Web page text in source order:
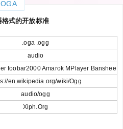
OGA
格式的开放标准
.oga .ogg
audio
foobar2000 Amarok MPlayer Banshee
en.wikipedia.org/wiki/Ogg
audio/ogg
Xiph.Org